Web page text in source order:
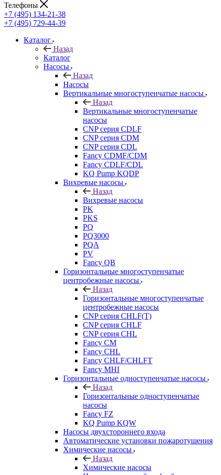
Телефоны
+7 (495) 134-21-38
+7 (495) 729-44-39
Каталог
Назад
Каталог
Насосы
Назад
Насосы
Вертикальные многоступенчатые насосы
Назад
Вертикальные многоступенчатые
насосы
CNP серия CDLF
CNP серия CDM
CNP серия CDL
Fancy CDMF/CDM
Fancy CDLF/CDL
KQ Pump KQDP
Вихревые насосы
Назад
Вихревые насосы
PK
PKS
PQ
PQ3000
PQA
PV
Fancy QB
Горизонтальные многоступенчатые
центробежные насосы
Назад
Горизонтальные многоступенчатые
центробежные насосы
CNP серия CHLF(T)
CNP серия CHLF
CNP серия CHL
Fancy CM
Fancy CHL
Fancy CHLF/CHLFT
Fancy MHI
Горизонтальные одноступенчатые насосы
Назад
Горизонтальные одноступенчатые
насосы
Fancy FZ
KQ Pump KQW
Насосы двухстороннего входа
Автоматические установки пожаротушения
Химические насосы
Назад
Химические насосы